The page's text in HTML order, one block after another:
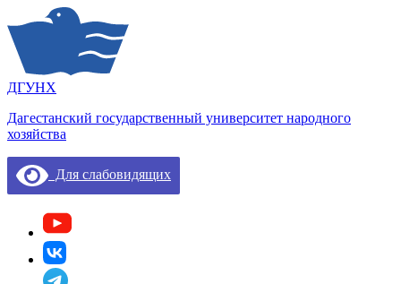
ДГУНХ
Дагестанский государственный университет народного
хозяйства
Для слабовидящих